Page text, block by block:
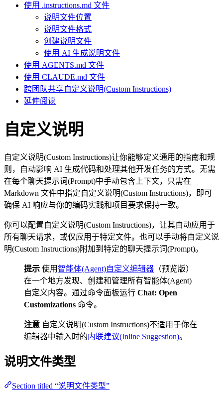
使用 .instructions.md 文件
说明文件位置
说明文件格式
创建说明文件
使用 AI 生成说明文件
使用 AGENTS.md 文件
使用 CLAUDE.md 文件
跨团队共享自定义说明(Custom Instructions)
延伸阅读
自定义说明
自定义说明(Custom Instructions)让你能够定义通用的指南和规
则，自动影响 AI 生成代码和处理其他开发任务的方式。无需
在每个聊天提示词(Prompt)中手动包含上下文，只需在
Markdown 文件中指定自定义说明(Custom Instructions)，即可
确保 AI 响应与你的编码实践和项目要求保持一致。
你可以配置自定义说明(Custom Instructions)，让其自动应用于
所有聊天请求，或仅应用于特定文件。也可以手动将自定义说
明(Custom Instructions)附加到特定的聊天提示词(Prompt)。
提示 使用智能体(Agent)自定义编辑器 （预览版）
在一个地方发现、创建和管理所有智能体(Agent)
自定义内容。通过命令面板运行 Chat: Open
Customizations 命令。
注意 自定义说明(Custom Instructions)不适用于你在
编辑器中输入时的内联建议(Inline Suggestion)。
说明文件类型
Section titled “说明文件类型”